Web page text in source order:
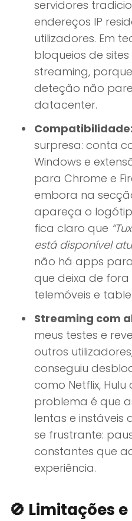
servidores
endereços IP
utilizadores. Em
bloqueios de
streaming,
deteção não
datacenter.
Compatibilidade:
surpresa: conta
Windows e
para Chrome e
embora na
apareça o
fica claro que
está disponível
não há apps
que deixa de fora
telemóveis e
Streaming com
meus testes e
outros
conseguiu
como Netflix, Hulu
problema é que
lentas e instáveis
se frustrante:
constantes que
experiência.
🚫 Limitações